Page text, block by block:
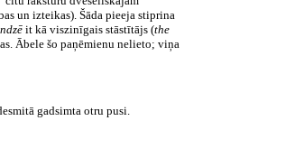
un izteikas). Šāda pieeja stiprina
it kā viszinīgais stāstītājs (the
Ābele šo paņēmienu nelieto; viņa
gadsimta otru pusi.